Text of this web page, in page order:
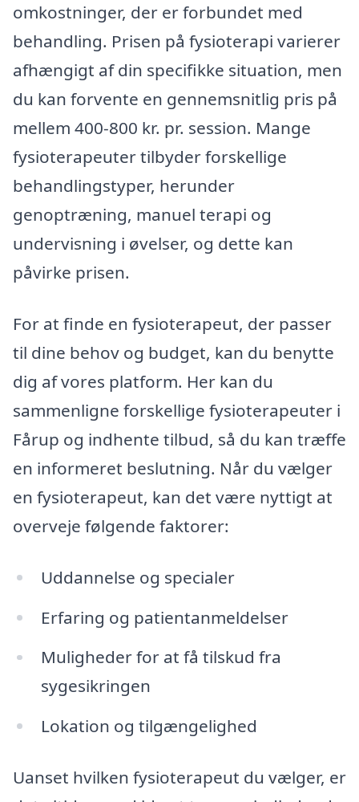
omkostninger, der er forbundet med
behandling. Prisen på fysioterapi varierer
afhængigt af din specifikke situation, men
du kan forvente en gennemsnitlig pris på
mellem 400-800 kr. pr. session. Mange
fysioterapeuter tilbyder forskellige
behandlingstyper, herunder
genoptræning, manuel terapi og
undervisning i øvelser, og dette kan
påvirke prisen.
For at finde en fysioterapeut, der passer
til dine behov og budget, kan du benytte
dig af vores platform. Her kan du
sammenligne forskellige fysioterapeuter i
Fårup og indhente tilbud, så du kan træffe
en informeret beslutning. Når du vælger
en fysioterapeut, kan det være nyttigt at
overveje følgende faktorer:
Uddannelse og specialer
Erfaring og patientanmeldelser
Muligheder for at få tilskud fra
sygesikringen
Lokation og tilgængelighed
Uanset hvilken fysioterapeut du vælger, er